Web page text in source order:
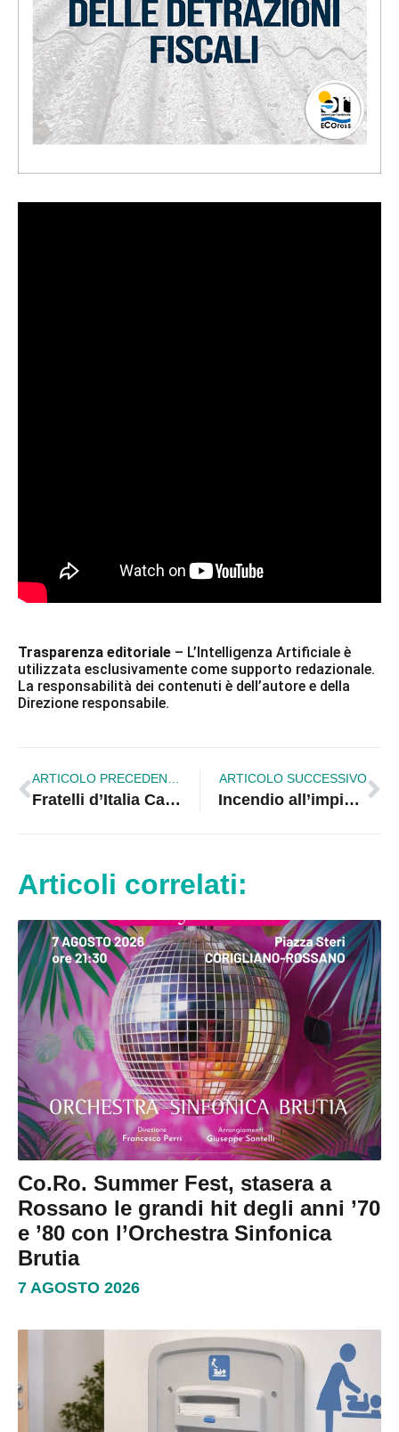
Trasparenza editoriale – L’Intelligenza Artificiale è
utilizzata esclusivamente come supporto redazionale.
La responsabilità dei contenuti è dell’autore e della
Direzione responsabile.
ARTICOLO PRECEDENTE
Fratelli d’Italia Calopezzati ringrazia il Senatore Rapani e respinge le accuse del Sindaco
ARTICOLO SUCCESSIVO
Incendio all’impianto rifiuti di Lamezia, Laghi: «Evento grave, servono verità e misure immediate»
Articoli correlati:
Co.Ro. Summer Fest, stasera a
Rossano le grandi hit degli anni ’70
e ’80 con l’Orchestra Sinfonica
Brutia
7 AGOSTO 2026